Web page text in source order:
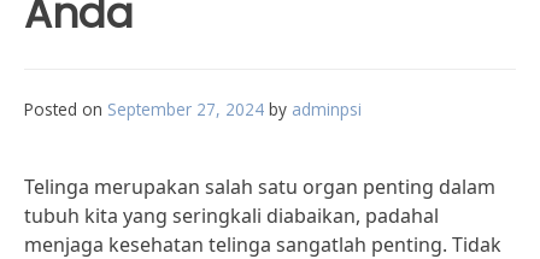
Anda
Posted on September 27, 2024 by adminpsi
Telinga merupakan salah satu organ penting dalam
tubuh kita yang seringkali diabaikan, padahal
menjaga kesehatan telinga sangatlah penting. Tidak